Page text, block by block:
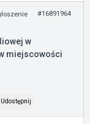
#16891964
w
miejscowości
Udostępnij